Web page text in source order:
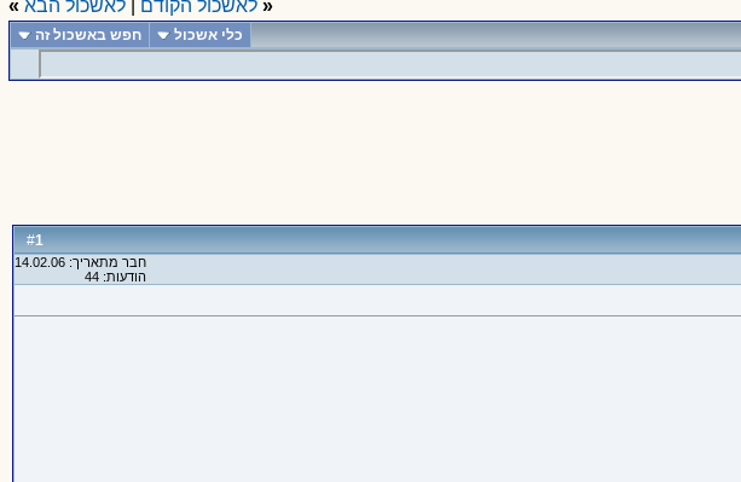
« לאשכול הקודם לאשכול הבא »
כלי אשכול חפש באשכול זה
#
1
חבר מתאריך: 14.02.06
הודעות: 44